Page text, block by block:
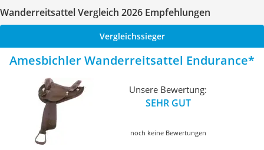
Wanderreitsattel Vergleich 2026 Empfehlungen
Vergleichssieger
Amesbichler Wanderreitsattel Endurance
Unsere Bewertung:
SEHR GUT
noch keine Bewertungen